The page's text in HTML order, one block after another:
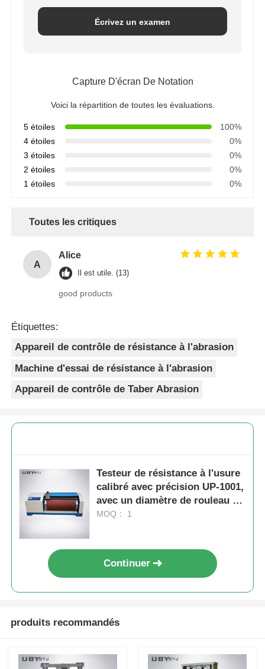
Écrivez un examen
Capture D'écran De Notation
Voici la répartition de toutes les évaluations.
5 étoiles
100%
4 étoiles
0%
3 étoiles
0%
2 étoiles
0%
1 étoiles
0%
Toutes les critiques
A
Alice
Il est utile. (13)
good products
Étiquettes:
Appareil de contrôle de résistance à l'abrasion
Machine d'essai de résistance à l'abrasion
Appareil de contrôle de Taber Abrasion
Testeur de résistance à l'usure
calibré avec précision UP-1001,
avec un diamètre de rouleau de
150 mm et une vitesse de
MOQ： 1
Continuer
produits recommandés